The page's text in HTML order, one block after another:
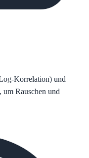
Korrelation) und
um Rauschen und